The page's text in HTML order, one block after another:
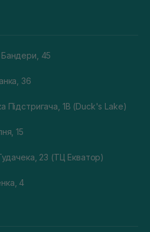
Бандери, 45
36
Підстригача, 1В (Duck's Lake)
15
23 (ТЦ Екватор)
4